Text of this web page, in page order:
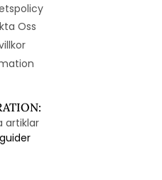
Oss
artiklar